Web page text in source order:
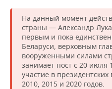
ONLINE-КОНФЕРЕНЦИИ
ОТКРЫТАЯ ЛЕКЦИЯ
ХОККЕЙ
БАСКЕТБОЛ
ВОЛЕЙБОЛ
КИБЕРСПОРТ
ВЛАСТЬ
ИНФРАСТРУКТУРА
ИСТОРИЯ
КУЛЬТУРА
СЮЖЕТЫ
СПРАВОЧНИК
СПИСОК ПЕРСОН
СПИСОК КОМПАНИЙ
ПОЛНАЯ ВЕРСИЯ
На данный момент
страны — Александр
первым и пока
Беларуси, верховным
вооруженными силами
занимает пост с 20 июля
участие в
2010, 2015 и 2020 годов.